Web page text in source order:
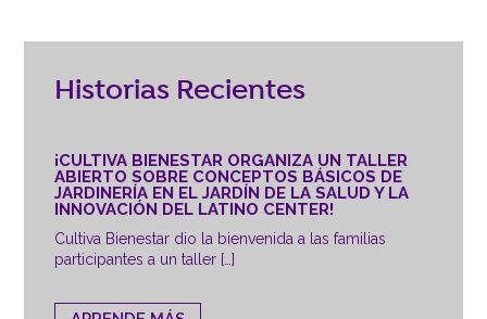
Historias Recientes
¡CULTIVA BIENESTAR ORGANIZA UN TALLER
ABIERTO SOBRE CONCEPTOS BÁSICOS DE
JARDINERÍA EN EL JARDÍN DE LA SALUD Y LA
INNOVACIÓN DEL LATINO CENTER!
Cultiva Bienestar dio la bienvenida a las familias
participantes a un taller […]